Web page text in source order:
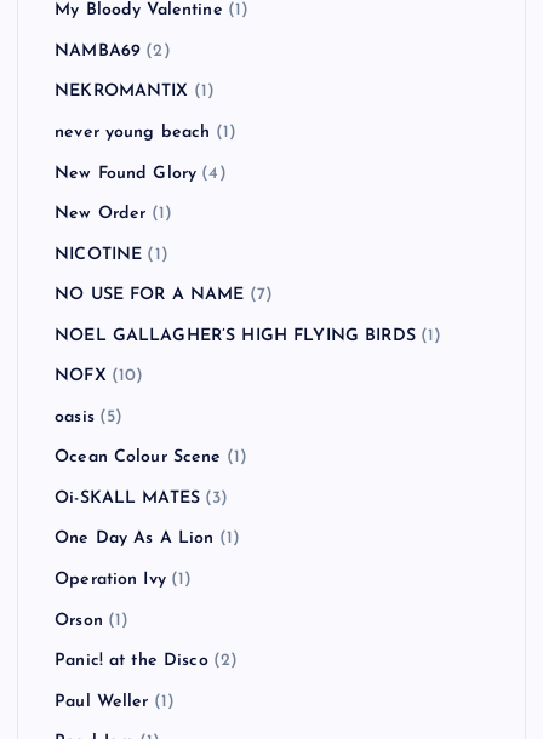
My Bloody Valentine (1)
NAMBA69 (2)
NEKROMANTIX (1)
never young beach (1)
New Found Glory (4)
New Order (1)
NICOTINE (1)
NO USE FOR A NAME (7)
NOEL GALLAGHER’S HIGH FLYING BIRDS(1)
NOFX (10)
oasis(5)
Ocean Colour Scene (1)
Oi-SKALL MATES (3)
One Day As A Lion (1)
Operation Ivy(1)
Orson (1)
Panic! at the Disco(2)
Paul Weller (1)